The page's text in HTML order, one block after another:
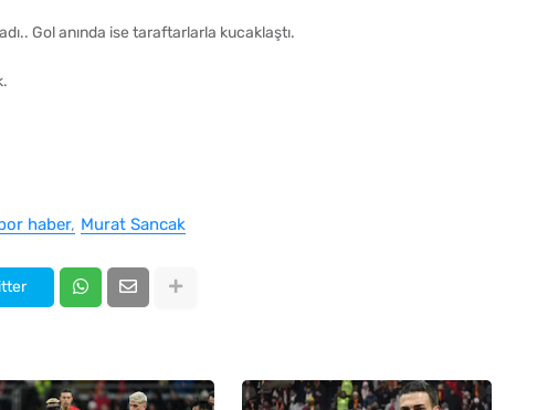
Gol anında ise taraftarlarla kucaklaştı.
haber Murat Sancak